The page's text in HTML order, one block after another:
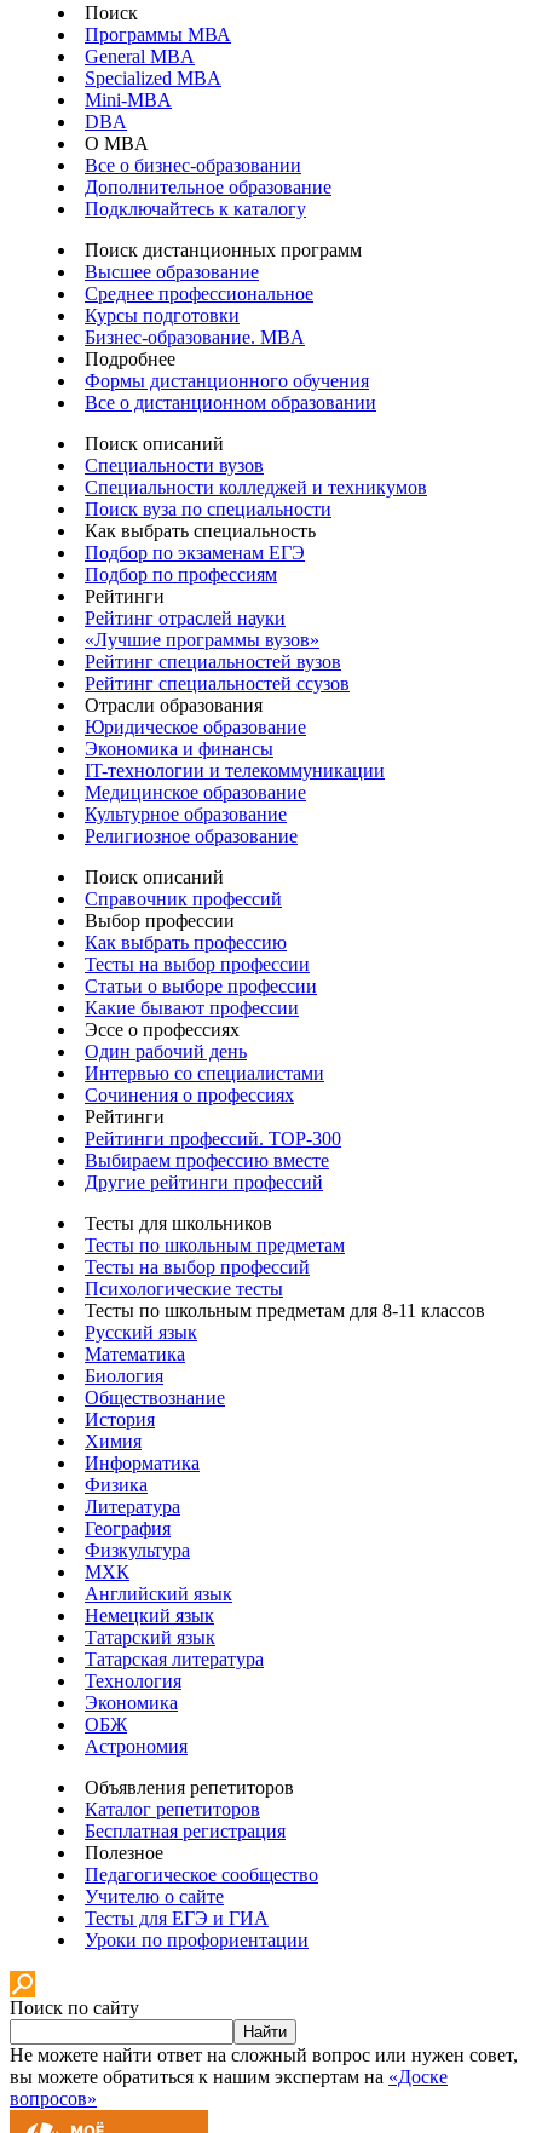
Поиск
Программы МВА
General MBA
Specialized MBA
Mini-MBA
DBA
О MBA
Все о бизнес-образовании
Дополнительное образование
Подключайтесь к каталогу
Поиск дистанционных программ
Высшее образование
Среднее профессиональное
Курсы подготовки
Бизнес-образование. MBA
Подробнее
Формы дистанционного обучения
Все о дистанционном образовании
Поиск описаний
Специальности вузов
Специальности колледжей и техникумов
Поиск вуза по специальности
Как выбрать специальность
Подбор по экзаменам ЕГЭ
Подбор по профессиям
Рейтинги
Рейтинг отраслей науки
«Лучшие программы вузов»
Рейтинг специальностей вузов
Рейтинг специальностей ссузов
Отрасли образования
Юридическое образование
Экономика и финансы
IT-технологии и телекоммуникации
Медицинское образование
Культурное образование
Религиозное образование
Поиск описаний
Справочник профессий
Выбор профессии
Как выбрать профессию
Тесты на выбор профессии
Статьи о выборе профессии
Какие бывают профессии
Эссе о профессиях
Один рабочий день
Интервью со специалистами
Сочинения о профессиях
Рейтинги
Рейтинги профессий. TOP-300
Выбираем профессию вместе
Другие рейтинги профессий
Тесты для школьников
Тесты по школьным предметам
Тесты на выбор профессий
Психологические тесты
Тесты по школьным предметам для 8-11 классов
Русский язык
Математика
Биология
Обществознание
История
Химия
Информатика
Физика
Литература
География
Физкультура
МХК
Английский язык
Немецкий язык
Татарский язык
Татарская литература
Технология
Экономика
ОБЖ
Астрономия
Объявления репетиторов
Каталог репетиторов
Бесплатная регистрация
Полезное
Педагогическое сообщество
Учителю о сайте
Тесты для ЕГЭ и ГИА
Уроки по профориентации
Поиск по сайту
Найти
Не можете найти ответ на сложный вопрос или нужен совет,
вы можете обратиться к нашим экспертам на «Доске
вопросов»